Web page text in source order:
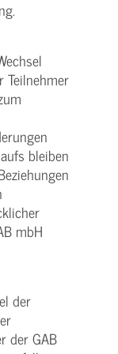
Teilnehmer
bleiben
mbH
der
der GAB